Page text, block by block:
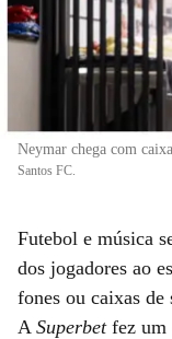
Neymar chega com
Santos FC.
Futebol e música
dos jogadores ao
fones ou caixas de
A Superbetfez um